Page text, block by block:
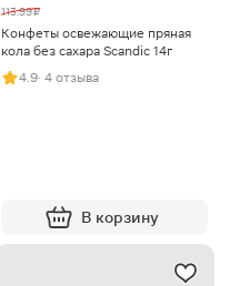
113.99 ₽
Конфеты освежающие пряная
кола без сахара Scandic 14г
4.9· 4 отзыва
В корзину